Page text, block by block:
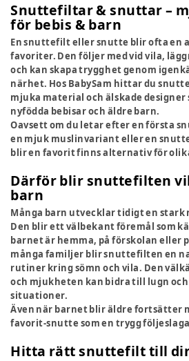
Snuttefiltar & snuttar –
för bebis & barn
En snuttefilt eller snutte blir ofta en
favoriter. Den följer med vid vila,
och kan skapa trygghet genom
närhet. Hos BabySam hittar du
mjuka material och älskade designer
nyfödda bebisar och äldre barn.
Oavsett om du letar efter en första
en mjuk muslinvariant eller en
blir en favorit finns alternativ för
Därför blir snuttefilten
barn
Många barn utvecklar tidigt en
Den blir ett välbekant föremål som
barnet är hemma, på förskolan eller
många familjer blir snuttefilten en
rutiner kring sömn och vila. Den
och mjukheten kan bidra till lugn
situationer.
Även när barnet blir äldre fortsätter
favorit-snutte som en trygg
Hitta rätt snuttefilt till